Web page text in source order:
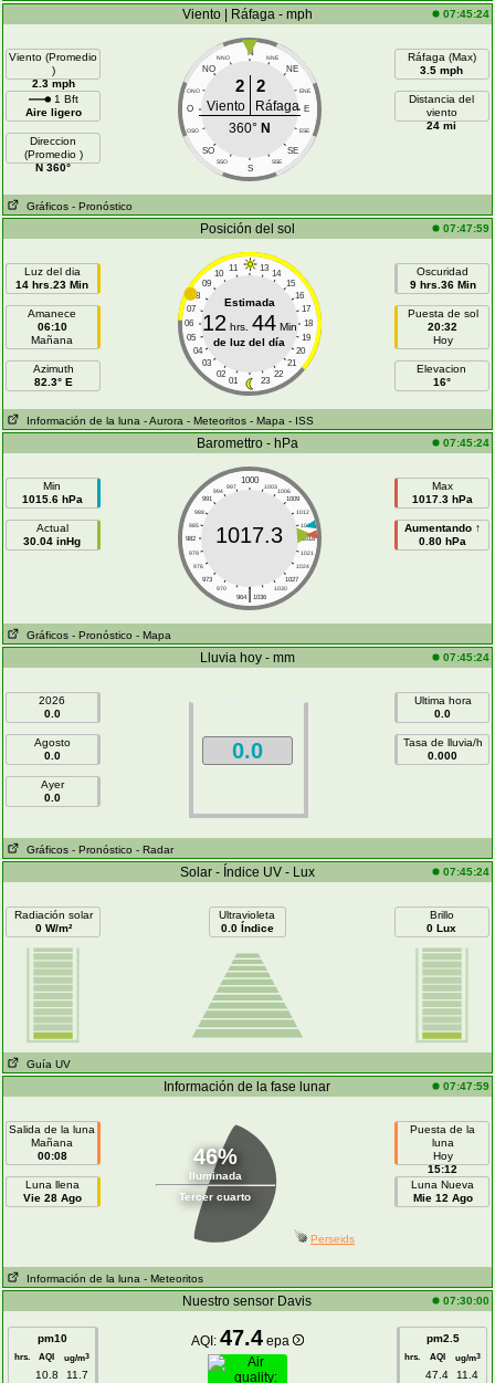
Viento | Ráfaga - mph 07:45:24
Viento (Promedio
)
2.3 mph
1 Bft
Aire ligero
Direccion
(Promedio )
N 360°
N
NNO NNE
NO NE
ONO ENE
O E
OSO ESE
SO SE
SSO SSE
S
2 2
Viento
Ráfaga
360° N
Ráfaga (Max)
3.5 mph
Distancia del
viento
24 mi
Gráficos - Pronóstico
Posición del sol 07:47:59
Luz del dia
14 hrs.23 Min
Amanece
06:10
Mañana
Azimuth
82.3° E
11 13
10
14
09
15
08
16
07
17
06
18
05
19
04
20
03
21
02
22
01 23
Estimada
12 hrs. 44Min
de luz del día
Oscuridad
9 hrs.36 Min
Puesta de sol
20:32
Hoy
Elevacion
16°
Información de la luna - Aurora - Meteoritos - Mapa - ISS
Baromettro - hPa 07:45:24
Min
1015.6 hPa
Actual
30.04 inHg
1000
997 1003
994
1006
991
1009
988
1012
985
1015
982
1018
979
1021
976
1024
973
1027
970
1030
|
964 1036
1017.3
Max
1017.3 hPa
Aumentando ↑
0.80 hPa
Gráficos - Pronóstico - Mapa
Lluvia hoy - mm 07:45:24
2026
0.0
Agosto
0.0
Ayer
0.0
0.0
Ultima hora
0.0
Tasa de lluvia/h
0.000
Gráficos - Pronóstico - Radar
Solar - Índice UV - Lux 07:45:24
Radiación solar
0 W/m²
Ultravioleta
0.0 Índice
Brillo
0 Lux
Guía UV
Información de la fase lunar 07:47:59
Salida de la luna
Mañana
00:08
Luna llena
Vie 28 Ago
46%
Iluminada
Tercer cuarto
Puesta de la
luna
Hoy
15:12
Luna Nueva
Mie 12 Ago
Perseids
Información de la luna - Meteoritos
Nuestro sensor Davis 07:30:00
pm10
hrs. AQI ug/m3
10.8 11.7
AQI: 47.4 epa pm2.5
hrs. AQI ug/m3
47.4 11.4